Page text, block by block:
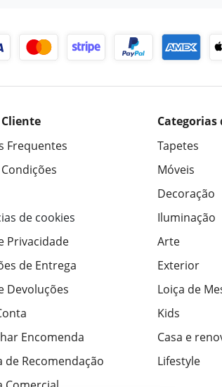
Frequentes
de cookies
Privacidade
de Entrega
Devoluções
Encomenda
de Recomendação
Tapetes
Móveis
Decoração
Iluminação
Arte
Exterior
Loiça de
Kids
Casa e
Lifestyle